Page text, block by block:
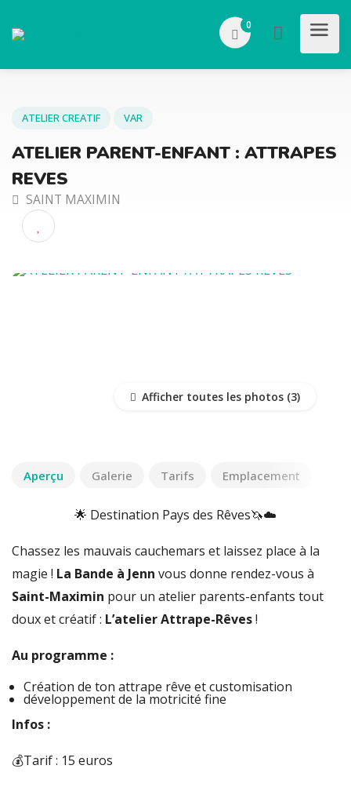
0
ATELIER PARENT-ENFANT :
REVES
SAINT MAXIMIN
Afficher toutes les photos
Aperçu Galerie Tarifs Emplacement
🌟 Destination Pays des Rêves🦄☁️
Chassez les mauvais cauchemars et laissez place à la
magie ! La Bande à Jenn vous donne rendez-vous à
Saint-Maximin pour un atelier parents-enfants tout
doux et créatif : L’atelier Attrape-Rêves!
Au programme :
Création de ton attrape rêve et customisation
développement de la motricité fine
Infos :
💰Tarif : 15 euros